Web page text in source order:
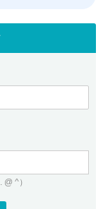
の方
^）